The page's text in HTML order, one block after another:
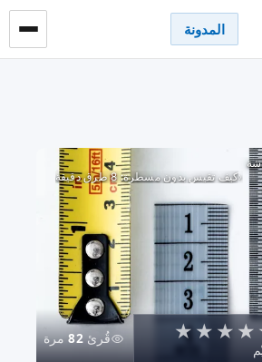
المدونة
›كيف تقيس بدون مسطرة: 8 طرق دقيقة
★
★
★
★ قُرئ82مرة